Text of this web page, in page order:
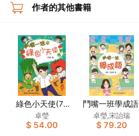
作者的其他書籍
綠色小天使(7)
[鬥嘴一班]
卓瑩
$ 54.00
鬥嘴一班學成語
卓瑩,宋詒瑞
$ 79.20